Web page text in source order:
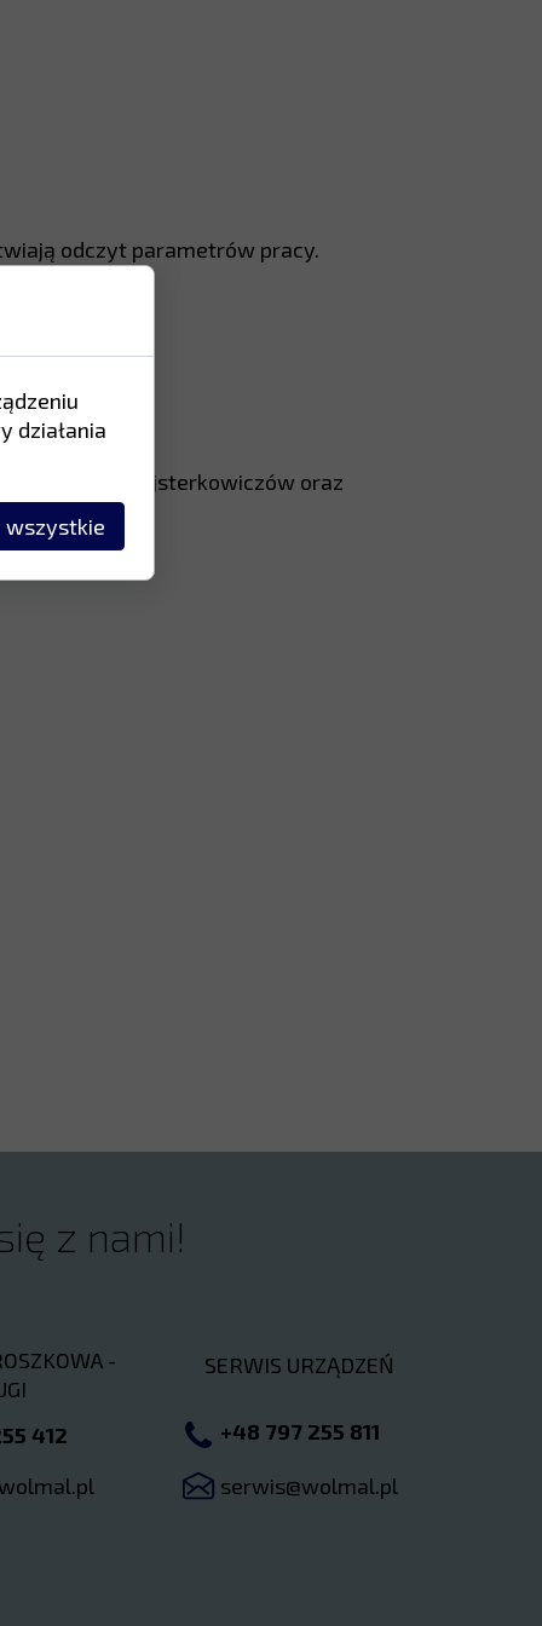
odczyt parametrów pracy.
dla majsterkowiczów oraz
-
412
SERWIS URZĄDZEŃ
+48 797 255 811
serwis@wolmal.pl
z nami!
działania
wszystkie